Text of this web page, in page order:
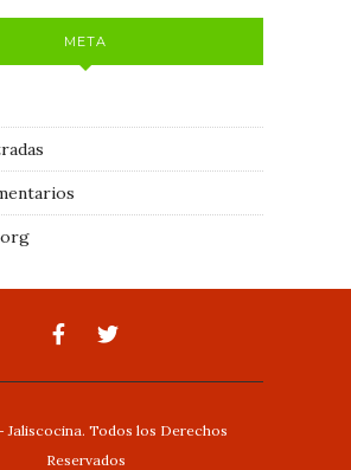
META
Jaliscocina. Todos los Derechos
Reservados